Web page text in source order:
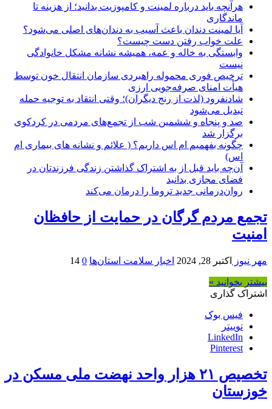
هرآنچه باید درباره لمینت و کامپوزیت بدانید؛ از هزینه تا
ماندگاری
آیا لمینت دندان باعث آسیب به دندان‌های اصلی می‌شود؟
علت خواب رفتن دست چیست؟
وابستگی به خاله و عمه، همیشه نشانه مشکل خانوادگی
نیست
ترخیص فوری محموله راهبردی سازمان انتقال خون توسط
هیأت امنای صرفه‌جویی ارزی
شادنفرود (لذت از رنج دیگران)؛ وقتی انتقاد به توجیه حمله
تبدیل می‌شود
صد و پنجاه‌ و ششمین شب از تجمع‌های مردمی در کردکوی
برگزار شد
چگونه بفهمیم ام اس داریم؟ ( علائم و نشانه های بیماری ام
اس)
آن‌چه باید قبل از به اشتراک گذاشتن زندگی فرزندتان در
فضای مجازی بدانید
روان‌درمانی جدید تروما را درمان می‌کند
تجمع مردم گرگان در حمایت از حافظان
امنیت
مهر نیوز اکتبر 28, 2024 اخبار سلامت استان‌ها 0
14
بیشتر بخوانید »
اشتراک گذاری
فیس بوک
توییتر
LinkedIn
Pinterest
تخصیص ۲۱ هزار واحد نهضت ملی مسکن در
خوزستان